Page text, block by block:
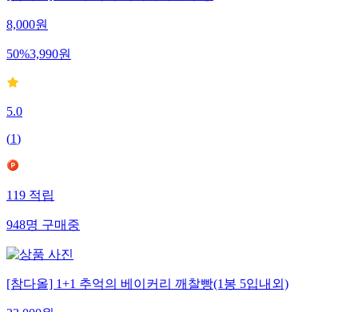
8,000원
50%3,990원
5.0
(1)
119적립
948명구매중
[참다올] 1+1 추억의 베이커리 깨찰빵(1봉 5입내외)